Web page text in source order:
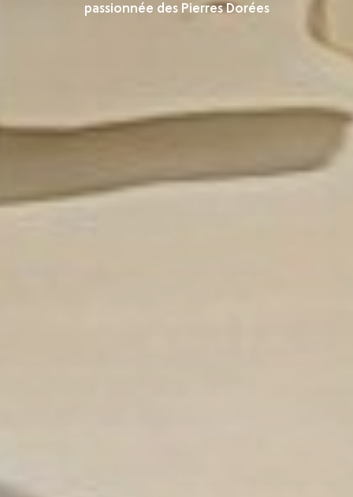
passionnée des Pierres Dorées